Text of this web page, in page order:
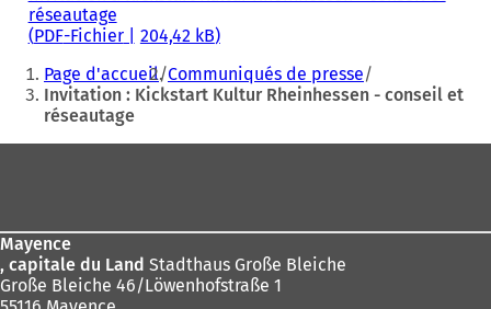
réseautage
PDF-Fichier 204,42 kB
Vous
êtes
:
Page d'accueil Communiqués de presse
Invitation : Kickstart Kultur Rheinhessen - conseil et
réseautage
Mayence
, capitale du Land Stadthaus Große Bleiche
Große Bleiche 46/Löwenhofstraße 1